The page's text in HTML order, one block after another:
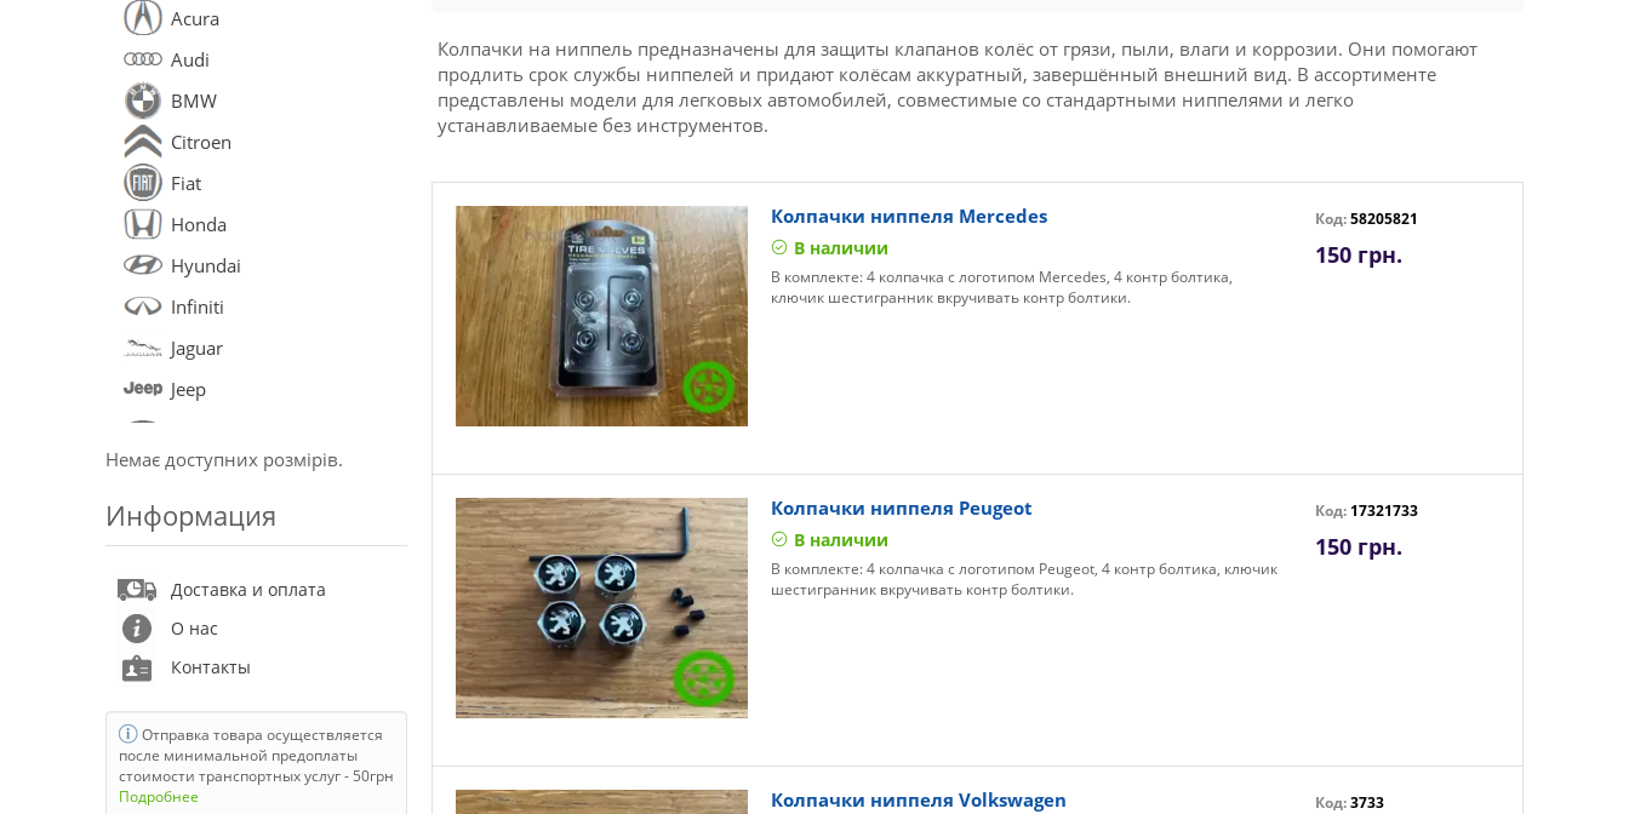
Acura
Audi
BMW
Citroen
Fiat
Honda
Hyundai
Infiniti
Jaguar
Jeep
Land Rover
Lexus
Mercedes
Mitsubishi
Nissan
Opel
Peugeot
Porsche
Renault
Немає доступних розмірів.
Информация
Доставка и оплата
О нас
Контакты
Отправка товара осуществляется
после минимальной предоплаты
стоимости транспортных услуг - 50грн
Подробнее
Колпачки на ниппель предназначены для защиты клапанов колёс от грязи, пыли, влаги и коррозии. Они помогают
продлить срок службы ниппелей и придают колёсам аккуратный, завершённый внешний вид. В ассортименте
представлены модели для легковых автомобилей, совместимые со стандартными ниппелями и легко
устанавливаемые без инструментов.
Колпачки ниппеля Mercedes
В наличии
В комплекте: 4 колпачка с логотипом Mercedes, 4 контр болтика,
ключик шестигранник вкручивать контр болтики.
Код:58205821
150 грн.
Колпачки ниппеля Peugeot
В наличии
В комплекте: 4 колпачка с логотипом Peugeot, 4 контр болтика, ключик
шестигранник вкручивать контр болтики.
Код: 17321733
150 грн.
Колпачки ниппеля Volkswagen Код:3733